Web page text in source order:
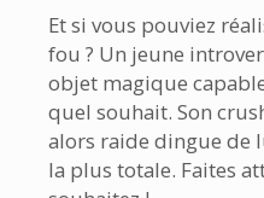
Et si vous pouviez
fou ? Un jeune
objet magique
quel souhait. Son
alors raide dingue de
la plus totale. Faites